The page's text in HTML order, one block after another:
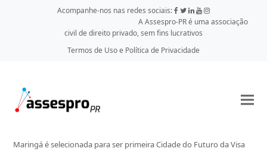
Acompanhe-nos nas redes sociais:
A Assespro-PR é uma associação
civil de direito privado, sem fins lucrativos
Termos de Uso e Política de Privacidade
Maringá é selecionada para ser primeira Cidade do Futuro da Visa